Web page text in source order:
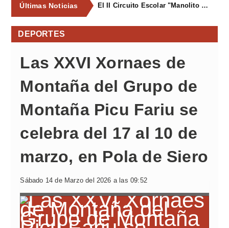
Últimas Noticias El II Circuito Escolar "Manolito el Pegu" volvió a reunir a las jóvenes promesas del ciclismo asturiano en El Carbayu
DEPORTES
Las XXVI Xornaes de
Montaña del Grupo de
Montaña Picu Fariu se
celebra del 17 al 10 de
marzo, en Pola de Siero
Sábado 14 de Marzo del 2026 a las 09:52